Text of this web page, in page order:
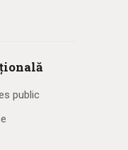
public